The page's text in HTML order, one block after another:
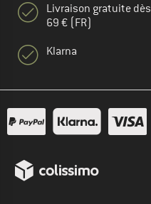
Livraison gratuite dès
69 € (FR)
Klarna